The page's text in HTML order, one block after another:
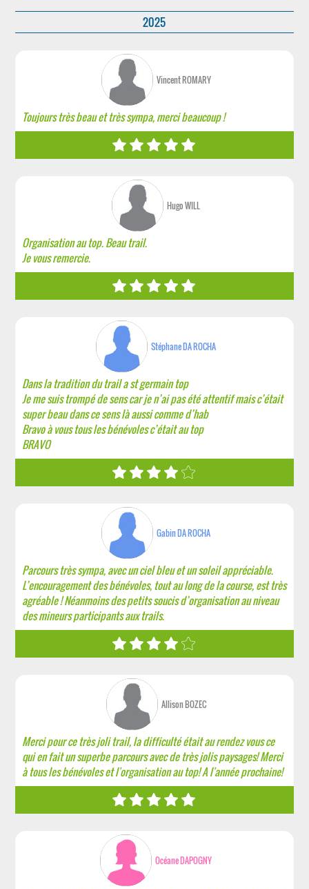
2025
Vincent ROMARY
Toujours très beau et très sympa, merci beaucoup !
Hugo WILL
Organisation au top. Beau trail.
Je vous remercie.
Stéphane DA ROCHA
Dans la tradition du trail a st germain top
Je me suis trompé de sens car je n’ai pas été attentif mais c’était
super beau dans ce sens là aussi comme d’hab
Bravo à vous tous les bénévoles c’était au top
BRAVO
Gabin DA ROCHA
Parcours très sympa, avec un ciel bleu et un soleil appréciable.
L’encouragement des bénévoles, tout au long de la course, est très
agréable ! Néanmoins des petits soucis d’organisation au niveau
des mineurs participants aux trails.
Allison BOZEC
Merci pour ce très joli trail, la difficulté était au rendez vous ce
qui en fait un superbe parcours avec de très jolis paysages! Merci
à tous les bénévoles et l'organisation au top! A l'année prochaine!
Océane DAPOGNY